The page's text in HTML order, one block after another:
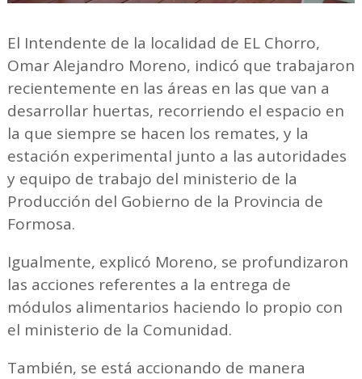
El Intendente de la localidad de EL Chorro,
Omar Alejandro Moreno, indicó que trabajaron
recientemente en las áreas en las que van a
desarrollar huertas, recorriendo el espacio en
la que siempre se hacen los remates, y la
estación experimental junto a las autoridades
y equipo de trabajo del ministerio de la
Producción del Gobierno de la Provincia de
Formosa.
Igualmente, explicó Moreno, se profundizaron
las acciones referentes a la entrega de
módulos alimentarios haciendo lo propio con
el ministerio de la Comunidad.
También, se está accionando de manera